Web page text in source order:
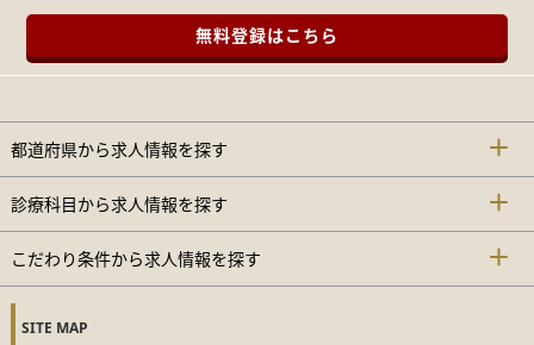
無料登録はこちら
都道府県から求人情報を探す
診療科目から求人情報を探す
こだわり条件から求人情報を探す
SITE MAP